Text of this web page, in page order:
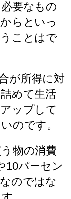
要なもの
らといっ
ことはで
が所得に対
めて生活
ップして
のです。
物の消費
10パーセン
のではな